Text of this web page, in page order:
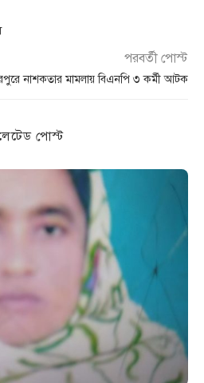
পরবর্তী পোস্ট
নাশকতার মামলায় বিএনপি ৩ কর্মী আটক
পোস্ট